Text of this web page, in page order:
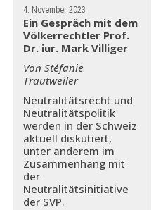
4. November 2023
Ein Gespräch mit dem
Völkerrechtler Prof.
Dr. iur. Mark Villiger
Von Stéfanie
Trautweiler
Neutralitätsrecht und
Neutralitätspolitik
werden in der Schweiz
aktuell diskutiert,
unter anderem im
Zusammenhang mit
der
Neutralitätsinitiative
der SVP.